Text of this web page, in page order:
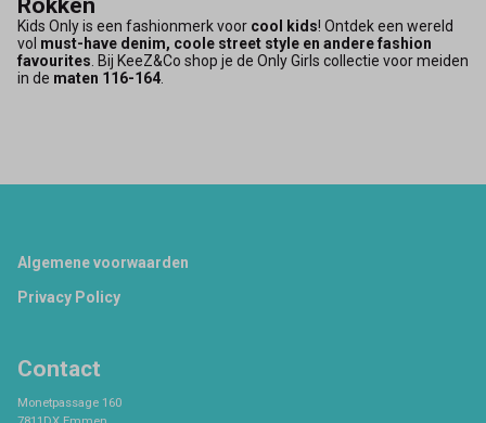
Rokken
Kids Only is een fashionmerk voor cool kids! Ontdek een wereld
vol must-have denim, coole street style en andere fashion
favourites. Bij KeeZ&Co shop je de Only Girls collectie voor meiden
in de maten 116-164.
Footer
Algemene voorwaarden
Privacy Policy
Contact
Monetpassage 160